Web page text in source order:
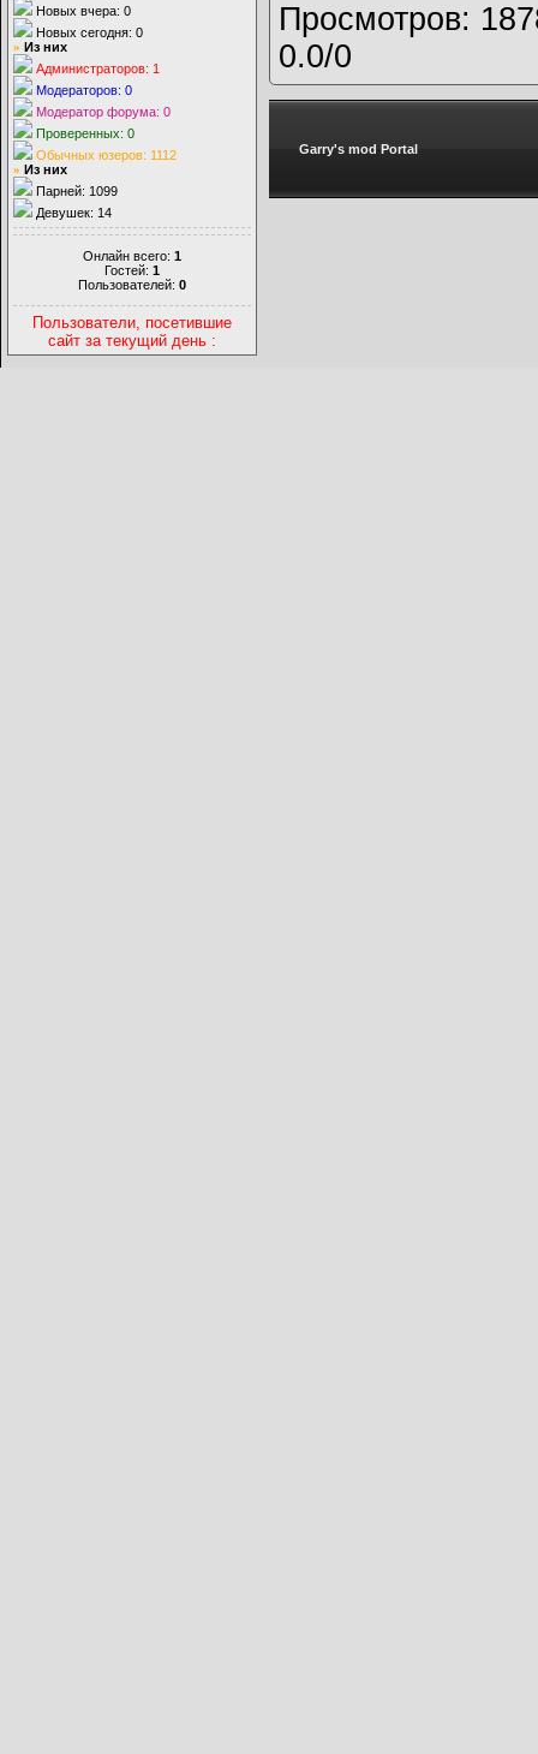
Новых вчера: 0
Новых сегодня: 0
» Из них
Администраторов: 1
Модераторов: 0
Модератор форума: 0
Проверенных: 0
Обычных юзеров: 1112
» Из них
Парней: 1099
Девушек: 14
Онлайн всего: 1
Гостей: 1
Пользователей: 0
Пользователи, посетившие
сайт за текущий день :
Просмотров:
0.0/0
Garry's mod Portal